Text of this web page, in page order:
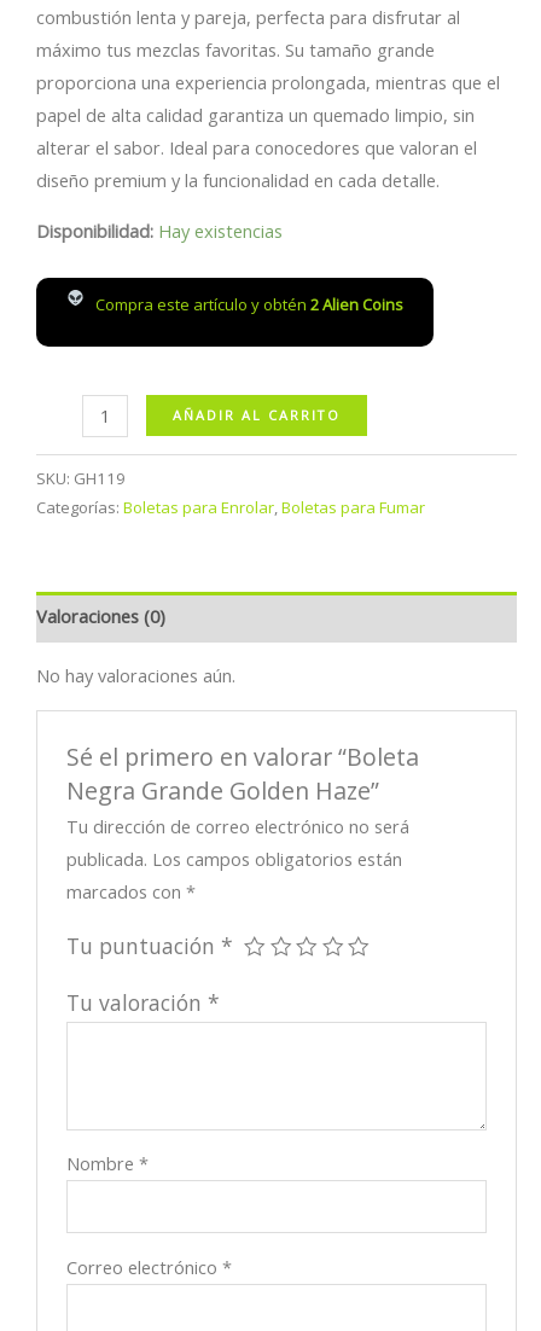
combustión lenta y pareja, perfecta para disfrutar al
máximo tus mezclas favoritas. Su tamaño grande
proporciona una experiencia prolongada, mientras que el
papel de alta calidad garantiza un quemado limpio, sin
alterar el sabor. Ideal para conocedores que valoran el
diseño premium y la funcionalidad en cada detalle.
Disponibilidad: Hay existencias
Compra este artículo y obtén 2Alien Coins
Negra
Grande
Golden
AÑADIR AL CARRITO
SKU: GH119
Categorías: Boletas para Enrolar,Boletas para Fumar
Valoraciones (0)
No hay valoraciones aún.
Sé el primero en valorar “Boleta
Negra Grande Golden Haze”
Tu dirección de correo electrónico no será
publicada. Los campos obligatorios están
marcados con*
Tu puntuación *
Tu valoración *
Nombre*
Correo electrónico*